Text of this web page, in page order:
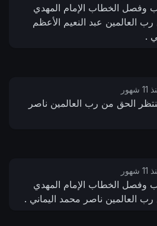
وفصل الخطاب الإمام المهدي
العالمين عبد النعيم الأعظم
.
شهور
الحق من رب العالمين ناصر
شهور
وفصل الخطاب الإمام المهدي
العالمين ناصر محمد اليماني .